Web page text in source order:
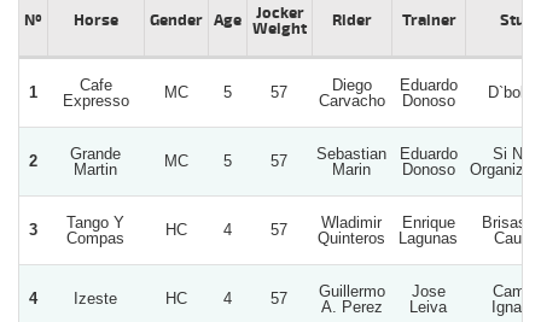
Nº Horse Gender Age
Jocker
Weight
Rider Trainer Stud
1
Cafe
Expresso
MC 5 57
Diego
Carvacho
Eduardo
Donoso
2
Grande
Martin
MC 5 57
Sebastian
Marin
Eduardo
Donoso
Si Nos
3
Tango Y
Compas
HC 4 57
Wladimir
Quinteros
Enrique
Lagunas
Brisas
Cautin
4 Izeste HC 4 57
Guillermo
A. Perez
Jose
Leiva
Camila
Ignacio